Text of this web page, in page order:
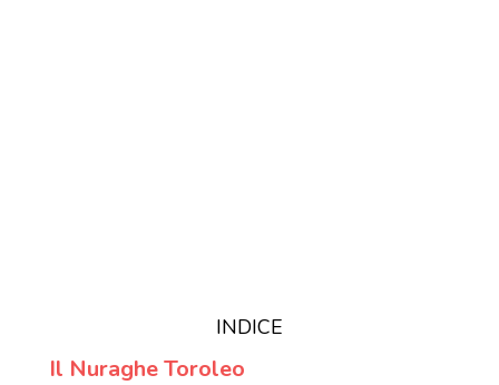
INDICE
Il Nuraghe Toroleo